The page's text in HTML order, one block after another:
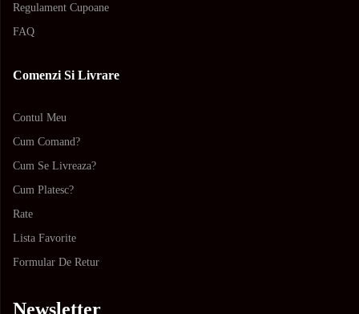
Regulament Cupoane
FAQ
Comenzi Si Livrare
Contul Meu
Cum Comand?
Cum Se Livreaza?
Cum Platesc?
Rate
Lista Favorite
Formular De Retur
Newsletter